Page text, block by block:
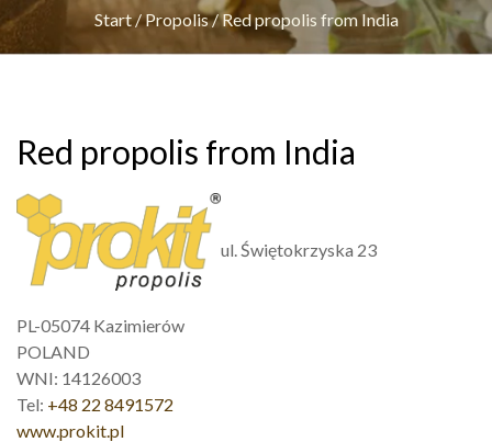
Start/Propolis/Red propolis from India
Red propolis from India
ul. Świętokrzyska 23
PL-05074 Kazimierów
POLAND
WNI: 14126003
Tel: +48 22 8491572
www.prokit.pl